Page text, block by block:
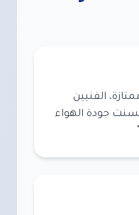
الفنيين
جودة الهواء